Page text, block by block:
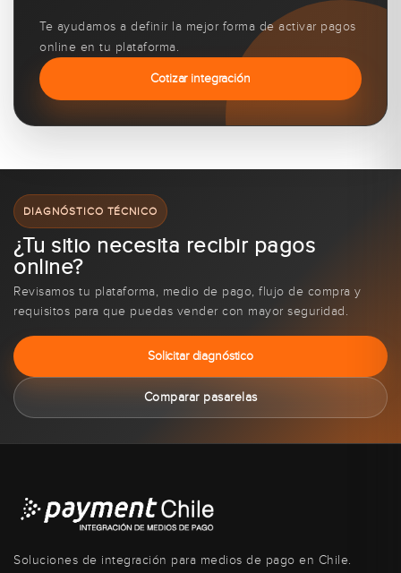
Te ayudamos a definir la mejor forma de activar pagos
online en tu plataforma.
Cotizar integración
DIAGNÓSTICO TÉCNICO
¿Tu sitio necesita recibir pagos
online?
Revisamos tu plataforma, medio de pago, flujo de compra y
requisitos para que puedas vender con mayor seguridad.
Solicitar diagnóstico
Comparar pasarelas
Soluciones de integración para medios de pago en Chile.